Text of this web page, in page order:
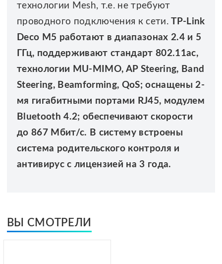
технологии Mesh, т.е. не требуют
проводного подключения к сети.TP-Link
Deco M5 работают в диапазонах 2.4 и 5
ГГц, поддерживают стандарт 802.11ac,
технологии MU-MIMO, AP Steering, Band
Steering, Beamforming, QoS; оснащены 2-
мя гигабитными портами RJ45, модулем
Bluetooth 4.2; обеспечивают скорости
до 867 Мбит/с. В систему встроены
система родительского контроля и
антивирус с лицензией на 3 года.
ВЫ СМОТРЕЛИ